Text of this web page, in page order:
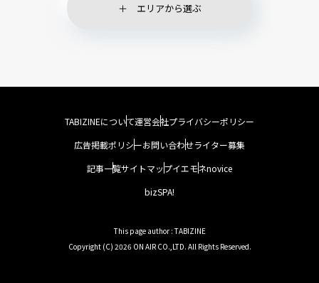
エリアから選ぶ
TABIZINEについて運営会社プライバシーポリシー
広告掲載ポリシーお問い合わせライター募集
記事一覧サイトマップイエモネnovice
bizSPA!
This page author : TABIZINE
Copyright (C) 2026 ON AIR CO.,LTD. All Rights Reserved.